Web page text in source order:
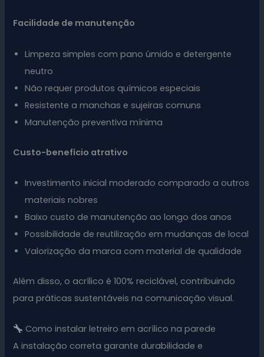
Facilidade de manutenção
Limpeza simples com pano úmido e detergente
neutro
Não requer produtos químicos especiais
Resistente a manchas e sujeiras comuns
Manutenção preventiva mínima
Custo-benefício atrativo
Investimento inicial moderado comparado a outros
materiais nobres
Baixo custo de manutenção ao longo dos anos
Possibilidade de reutilização em mudanças de local
Valorização da marca com material de qualidade
Além disso, o acrílico é 100% reciclável, contribuindo
para práticas sustentáveis na comunicação visual.
Como instalar letreiro em acrílico na parede
A instalação correta garante durabilidade e